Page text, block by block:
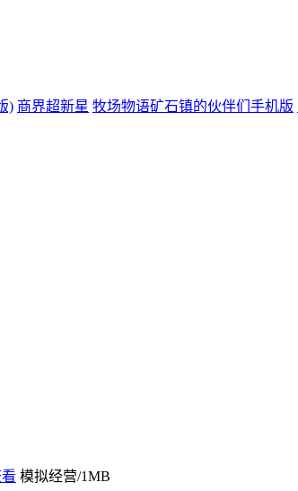
) 商界超新星 牧场物语矿石镇的伙伴们手机版
模拟经营/1MB